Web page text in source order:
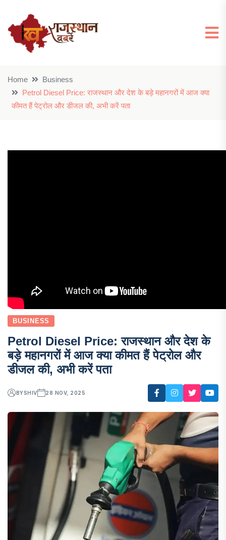
Home
Business
Petrol Diesel Price: राजस्थान और देश के बड़े महानगरों में आज क्या
कीमत हैं पेट्रोल और डीजल की, अभी करें पता
BUSINESS
Petrol Diesel Price: राजस्थान और देश के
बड़े महानगरों में आज क्या कीमत हैं पेट्रोल और
डीजल की, अभी करें पता
BYSHIV 28 NOV, 2025